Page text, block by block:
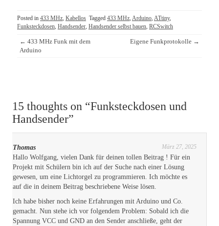
Posted in 433 MHz Kabellos Tagged 433 MHz Arduino ATtiny,
Funksteckdosen Handsender Handsender selbst bauen RCSwitch
Post
navigation
← 433 MHz Funk mit dem
Arduino
Eigene Funkprotokolle →
15 thoughts on “Funksteckdosen und
Handsender”
Thomas März 27, 2025
Hallo Wolfgang, vielen Dank für deinen tollen Beitrag ! Für ein
Projekt mit Schülern bin ich auf der Suche nach einer Lösung
gewesen, um eine Lichtorgel zu programmieren. Ich möchte es
auf die in deinem Beitrag beschriebene Weise lösen.
Ich habe bisher noch keine Erfahrungen mit Arduino und Co.
gemacht. Nun stehe ich vor folgendem Problem: Sobald ich die
Spannung VCC und GND an den Sender anschließe, geht der